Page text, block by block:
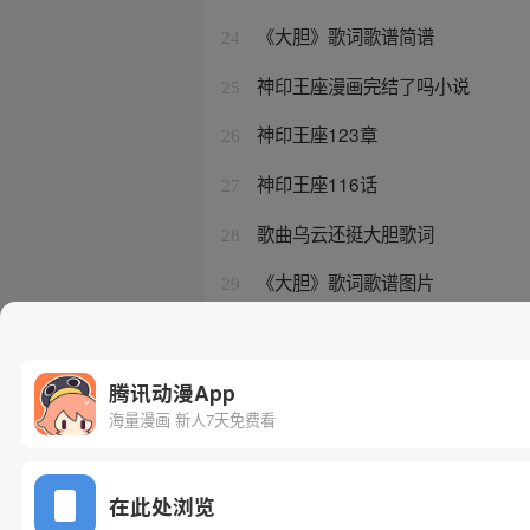
24 《大胆》歌词歌谱简谱
25 神印王座漫画完结了吗小说
26 神印王座123章
27 神印王座116话
28 歌曲乌云还挺大胆歌词
29 《大胆》歌词歌谱图片
腾讯动漫App
海量漫画 新人7天免费看
在此处浏览